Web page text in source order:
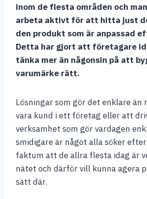
inom de flesta områden och
arbeta aktivt för att hitta just
den produkt som är anpassad
Detta har gjort att företagare
tänka mer än någonsin på att
varumärke rätt.
Lösningar som gör det enklare än
vara kund i ett företag eller att
verksamhet som gör vardagen
smidigare är något alla söker
faktum att de allra flesta idag är
nätet och därför vill kunna agera
sätt där.